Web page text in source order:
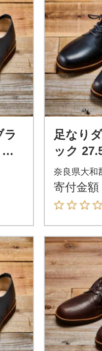
ラ
シ
足なり
ック
靴
ューズ
奈良県大和
寄付金額